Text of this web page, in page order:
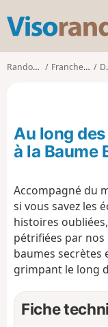
Randonnées Franche-Comté Doubs
Au long
à la Baume
Accompagné du
si vous savez les
histoires
pétrifiées par nos
baumes secrètes
grimpant le long
Fiche